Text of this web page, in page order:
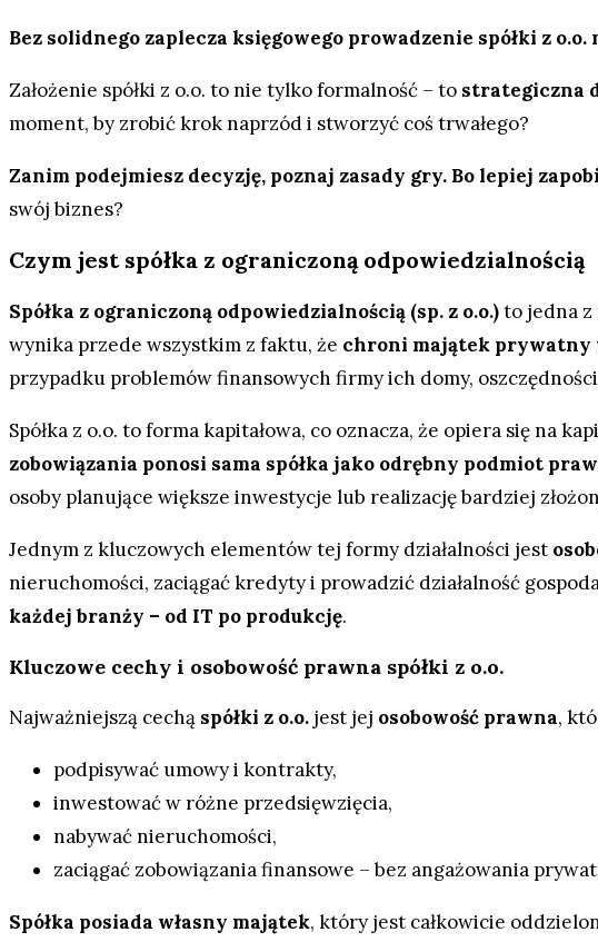
Bez solidnego zaplecza księgowego prowadzenie spółki z
Założenie spółki z o.o. to nie tylko formalność – to strategiczna
moment, by zrobić krok naprzód i stworzyć coś trwałego?
Zanim podejmiesz decyzję, poznaj zasady gry. Bo lepiej
swój biznes?
Czym jest spółka z ograniczoną odpowiedzialnością
Spółka z ograniczoną odpowiedzialnością (sp. z o.o.)to jedna z
wynika przede wszystkim z faktu, że chroni majątek prywatny
przypadku problemów finansowych firmy ich domy,
Spółka z o.o. to forma kapitałowa, co oznacza, że opiera się na
zobowiązania ponosi sama spółka jako odrębny podmiot
osoby planujące większe inwestycje lub realizację bardziej
Jednym z kluczowych elementów tej formy działalności jest
nieruchomości, zaciągać kredyty i prowadzić działalność
każdej branży – od IT po produkcję.
Kluczowe cechy i osobowość prawna spółki z o.o.
Najważniejszą cechą spółki z o.o. jest jej osobowość prawna,
podpisywać umowy i kontrakty,
inwestować w różne przedsięwzięcia,
nabywać nieruchomości,
zaciągać zobowiązania finansowe – bez angażowania
Spółka posiada własny majątek, który jest całkowicie